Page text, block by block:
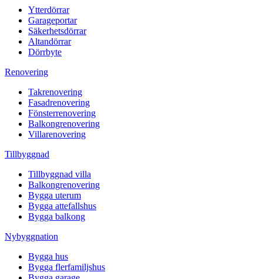
Ytterdörrar
Garageportar
Säkerhetsdörrar
Altandörrar
Dörrbyte
Renovering
Takrenovering
Fasadrenovering
Fönsterrenovering
Balkongrenovering
Villarenovering
Tillbyggnad
Tillbyggnad villa
Balkongrenovering
Bygga uterum
Bygga attefallshus
Bygga balkong
Nybyggnation
Bygga hus
Bygga flerfamiljshus